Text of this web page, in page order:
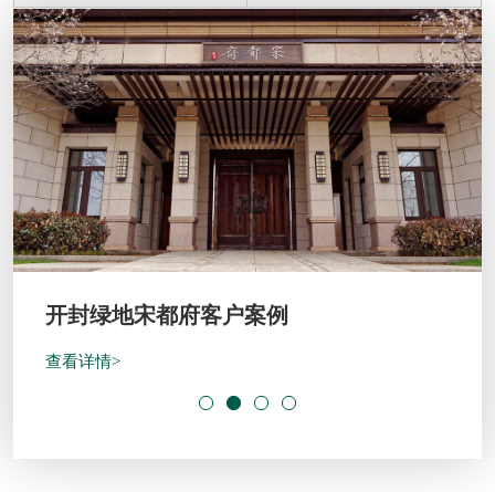
开封绿地宋都府客户案例
查看详情>